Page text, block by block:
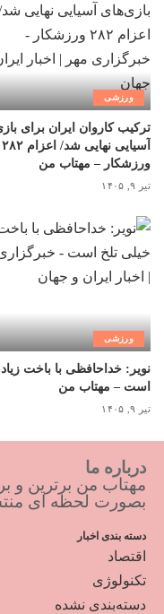
ورزشی
ترکیب کاروان ایران برای
آسیایی نهایی شد/ اعزام ۲۸۲
ورزشکار – مهتاب من
تیر ۹, ۱۴۰۵
ورزشی
نویر: خداحافظی با باخت زیاد
است – مهتاب من
تیر ۹, ۱۴۰۵
درباره ما
مهتاب من برترین و
بصورت لحظه ای
دسته بندی اخبار
اقتصاد
تکنولوژی
دسته‌بندی نشده